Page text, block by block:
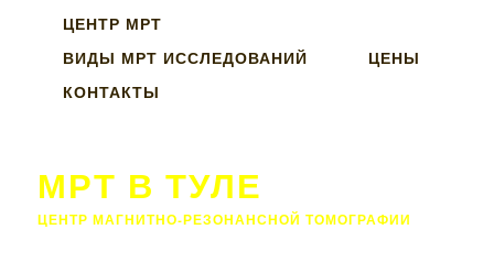
ЦЕНТР МРТ
ВИДЫ МРТ ИССЛЕДОВАНИЙ
ЦЕНЫ
КОНТАКТЫ
МРТ В ТУЛЕ
ЦЕНТР МАГНИТНО-РЕЗОНАНСНОЙ ТОМОГРАФИИ